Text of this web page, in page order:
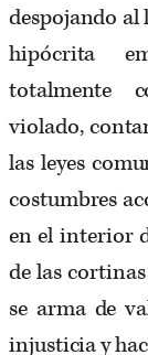
despojando al
hipócrita
totalmente
violado,
las leyes
costumbres
en el interior
de las
se arma de
injusticia y